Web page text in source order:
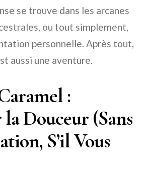
se trouve dans les arcanes
ou tout simplement,
personnelle. Après tout,
aussi une aventure.
:
Douceur (Sans
S’il Vous